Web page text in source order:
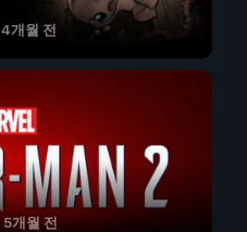
4개월 전
5개월 전